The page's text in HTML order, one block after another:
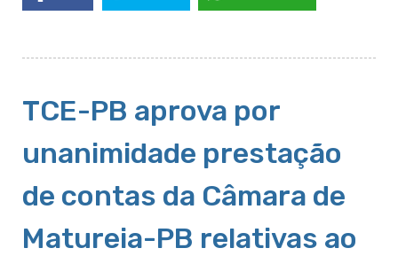
TCE-PB aprova por
unanimidade prestação
de contas da Câmara de
Matureia-PB relativas ao